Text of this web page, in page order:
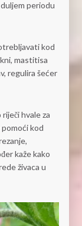
periodu
kod
mastitisa
regulira šećer
hvale za
kod
kaže kako
živaca u